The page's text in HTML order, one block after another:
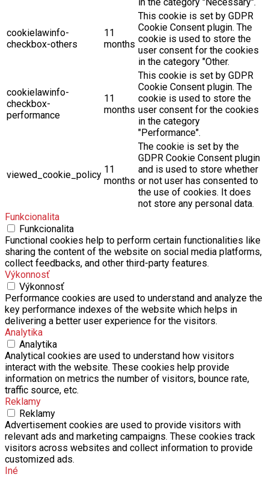
cookielawinfo-
checkbox-others
11
months
This cookie is set by GDPR
Cookie Consent plugin. The
cookie is used to store the
user consent for the cookies
in the category "Other.
cookielawinfo-
checkbox-
performance
11
months
This cookie is set by GDPR
Cookie Consent plugin. The
cookie is used to store the
user consent for the cookies
in the category
"Performance".
viewed_cookie_policy 11
months
The cookie is set by the
GDPR Cookie Consent plugin
and is used to store whether
or not user has consented to
the use of cookies. It does
not store any personal data.
Funkcionalita
Funkcionalita
Functional cookies help to perform certain functionalities like
sharing the content of the website on social media platforms,
collect feedbacks, and other third-party features.
Výkonnosť
Výkonnosť
Performance cookies are used to understand and analyze the
key performance indexes of the website which helps in
delivering a better user experience for the visitors.
Analytika
Analytika
Analytical cookies are used to understand how visitors
interact with the website. These cookies help provide
information on metrics the number of visitors, bounce rate,
traffic source, etc.
Reklamy
Reklamy
Advertisement cookies are used to provide visitors with
relevant ads and marketing campaigns. These cookies track
visitors across websites and collect information to provide
customized ads.
Iné